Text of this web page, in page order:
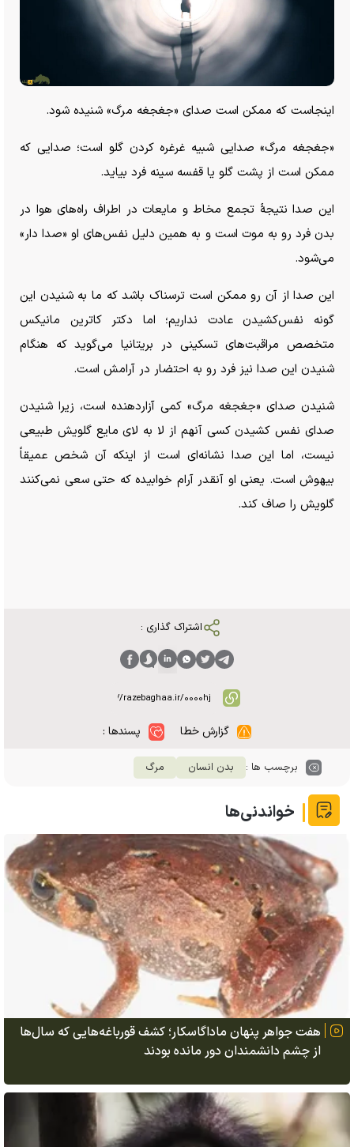
اینجاست که ممکن است صدای «جغجغه مرگ» شنیده شود.
«جغجغه مرگ» صدایی شبیه غرغره کردن گلو است؛ صدایی که
ممکن است از پشت گلو یا قفسه سینه فرد بیاید.
این صدا نتیجۀ تجمع مخاط و مایعات در اطراف راه‌های هوا در
بدن فرد رو به موت است و به همین دلیل نفس‌های او «صدا دار»
می‌شود.
این صدا از آن رو ممکن است ترسناک باشد که ما به شنیدن این
گونه نفس‌کشیدن عادت نداریم؛ اما دکتر کاترین مانیکس
متخصص مراقبت‌های تسکینی در بریتانیا می‌گوید که هنگام
شنیدن این صدا نیز فرد رو به احتضار در آرامش است.
شنیدن صدای «جغجغه مرگ» کمی آزاردهنده است، زیرا شنیدن
صدای نفس کشیدن کسی آنهم از لا به لای مایع گلویش طبیعی
نیست، اما این صدا نشانه‌ای است از اینکه آن شخص عمیقاً
بیهوش است. یعنی او آنقدر آرام خوابیده که حتی سعی نمی‌کنند
گلویش را صاف کند.
اشتراک گذاری :
گزارش خطا پسندها :
برچسب ها : بدن انسان مرگ
خواندنی‌ها
هفت جواهر پنهان ماداگاسکار؛ کشف قورباغه‌هایی که سال‌ها
از چشم دانشمندان دور مانده بودند